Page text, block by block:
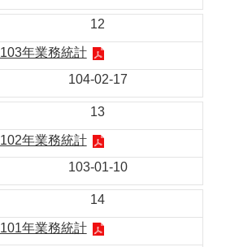
12
103年業務統計
104-02-17
13
102年業務統計
103-01-10
14
101年業務統計